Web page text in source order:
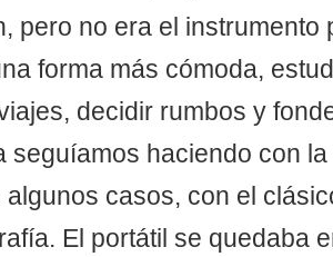
pero no era el instrumento
forma más cómoda,
decidir rumbos y
seguíamos haciendo con
algunos casos, con el
El portátil se quedaba